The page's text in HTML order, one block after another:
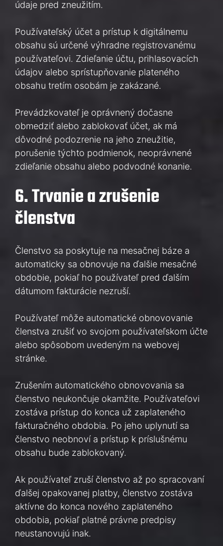
údaje pred zneužitím.
Používateľský účet a prístup k digitálnemu
obsahu sú určené výhradne registrovanému
používateľovi. Zdieľanie účtu, prihlasovacích
údajov alebo sprístupňovanie plateného
obsahu tretím osobám je zakázané.
Prevádzkovateľ je oprávnený dočasne
obmedziť alebo zablokovať účet, ak má
dôvodné podozrenie na jeho zneužitie,
porušenie týchto podmienok, neoprávnené
zdieľanie obsahu alebo podvodné konanie.
6. Trvanie a zrušenie
členstva
Členstvo sa poskytuje na mesačnej báze a
automaticky sa obnovuje na ďalšie mesačné
obdobie, pokiaľ ho používateľ pred ďalším
dátumom fakturácie nezruší.
Používateľ môže automatické obnovovanie
členstva zrušiť vo svojom používateľskom účte
alebo spôsobom uvedeným na webovej
stránke.
Zrušením automatického obnovovania sa
členstvo neukončuje okamžite. Používateľovi
zostáva prístup do konca už zaplateného
fakturačného obdobia. Po jeho uplynutí sa
členstvo neobnoví a prístup k príslušnému
obsahu bude zablokovaný.
Ak používateľ zruší členstvo až po spracovaní
ďalšej opakovanej platby, členstvo zostáva
aktívne do konca nového zaplateného
obdobia, pokiaľ platné právne predpisy
neustanovujú inak.